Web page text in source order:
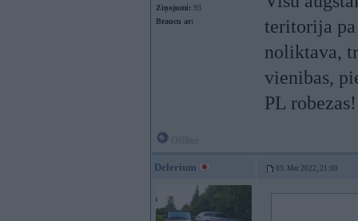
Ziņojumi: 93
Braucu ar:
teritorija pa
noliktava,
vienibas,
PL
Delerium 03. Mar 2022, 21:00